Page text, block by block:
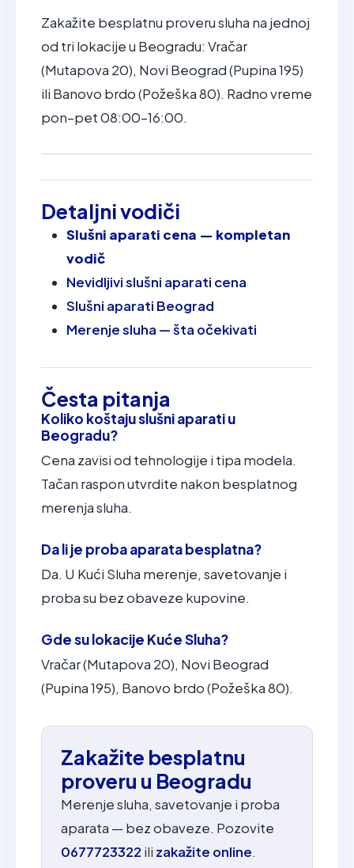
Zakažite besplatnu proveru sluha na jednoj
od tri lokacije u Beogradu: Vračar
(Mutapova 20), Novi Beograd (Pupina 195)
ili Banovo brdo (Požeška 80). Radno vreme
pon–pet 08:00–16:00.
Detaljni vodiči
Slušni aparati cena — kompletan
vodič
Nevidljivi slušni aparati cena
Slušni aparati Beograd
Merenje sluha — šta očekivati
Česta pitanja
Koliko koštaju slušni aparati u
Beogradu?
Cena zavisi od tehnologije i tipa modela.
Tačan raspon utvrdite nakon besplatnog
merenja sluha.
Da li je proba aparata besplatna?
Da. U Kući Sluha merenje, savetovanje i
proba su bez obaveze kupovine.
Gde su lokacije Kuće Sluha?
Vračar (Mutapova 20), Novi Beograd
(Pupina 195), Banovo brdo (Požeška 80).
Zakažite besplatnu
proveru u Beogradu
Merenje sluha, savetovanje i proba
aparata — bez obaveze. Pozovite
0677723322 ili zakažite online.